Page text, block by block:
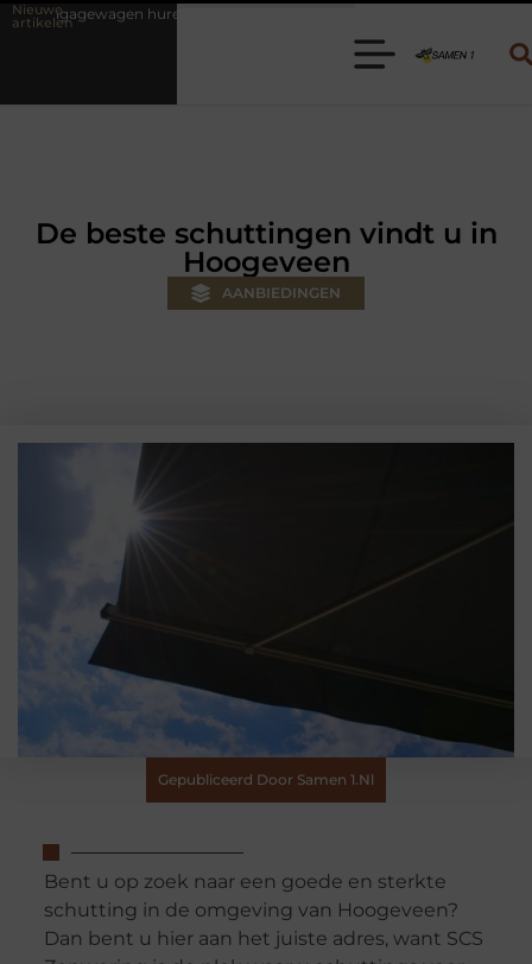
Nieuwe
artikelenKies de juiste aanhanger voor jouw klus
De beste schuttingen vindt u in
Hoogeveen
AANBIEDINGEN
Gepubliceerd Door Samen 1.nl
Bent u op zoek naar een goede en sterkte
schutting in de omgeving van Hoogeveen?
Dan bent u hier aan het juiste adres, want SCS